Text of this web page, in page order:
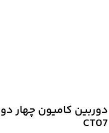
CT07